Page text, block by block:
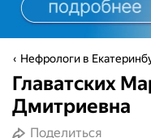
Нефрологи в
Главатских
Дмитриевна
Поделиться